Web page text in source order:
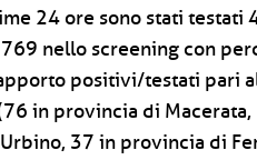
24 ore sono stati testati
nello screening con
positivi/testati pari
in provincia di
37 in provincia di